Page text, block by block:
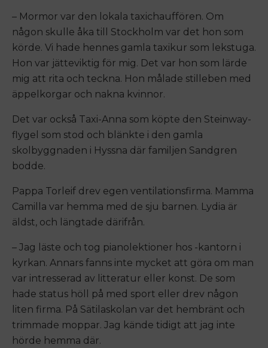
– Mormor var den lokala taxichauffören. Om
någon skulle åka till Stockholm var det hon som
körde. Vi hade hennes gamla taxikur som lekstuga.
Hon var jätteviktig för mig. Det var hon som lärde
mig att rita och teckna. Hon målade stilleben med
äppelkorgar och nakna kvinnor.
Det var också Taxi-Anna som köpte den Steinway-
flygel som stod och blänkte i den gamla
skolbyggnaden i Hyssna där familjen Sandgren
bodde.
Pappa Torleif drev egen ventilationsfirma. Mamma
Camilla var hemma med de sju barnen. Lydia är
äldst, och längtade därifrån.
– Jag läste och tog pianolektioner hos -kantorn i
kyrkan. Annars fanns inte mycket att göra om man
var intresserad av litteratur eller konst. De som
hade status höll på med sport eller drev någon
liten firma. På Sätilaskolan var det hembränt och
trimmade moppar. Jag kände tidigt att jag inte
hörde hemma där.